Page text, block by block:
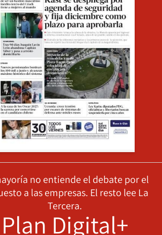
no entiende el debate por el
a las empresas. El resto lee La
Tercera.
Plan Digital+